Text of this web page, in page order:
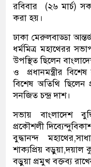
রবিবার (২৬ মার্চ)
করা হয়।
ঢাকা মেরুলবাড্ডা
ধর্মমিত্র মহাথেরর
উপস্থিত ছিলেন
ও প্রধানমন্ত্রীর
বিশেষ অতিথি ছিলেন
সনজিত চন্দ্র দাশ।
সভায় বাংলাদেশ
প্রকৌশলী
বুদ্ধানন্দ
শাক্যপ্রিয়
বড়ুয়া প্রমুখ বক্তব্য